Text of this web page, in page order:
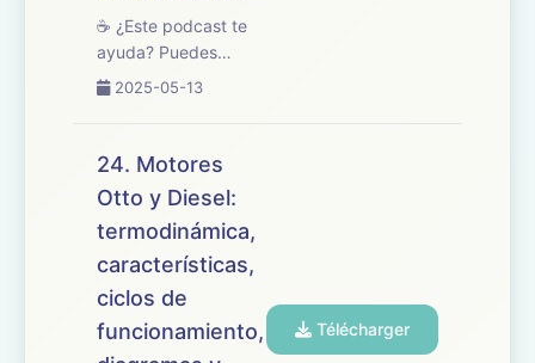
☕ ¿Este podcast te
ayuda? Puedes
apoyarlo en
🎧 En este episodio
abordamos el tema
oposiciones de
Mantenimiento de
Vehículos, centrado
en los motores W...
2025-05-13
24. Motores
Otto y Diesel:
termodinámica,
características,
ciclos de
funcionamiento,
Télécharger